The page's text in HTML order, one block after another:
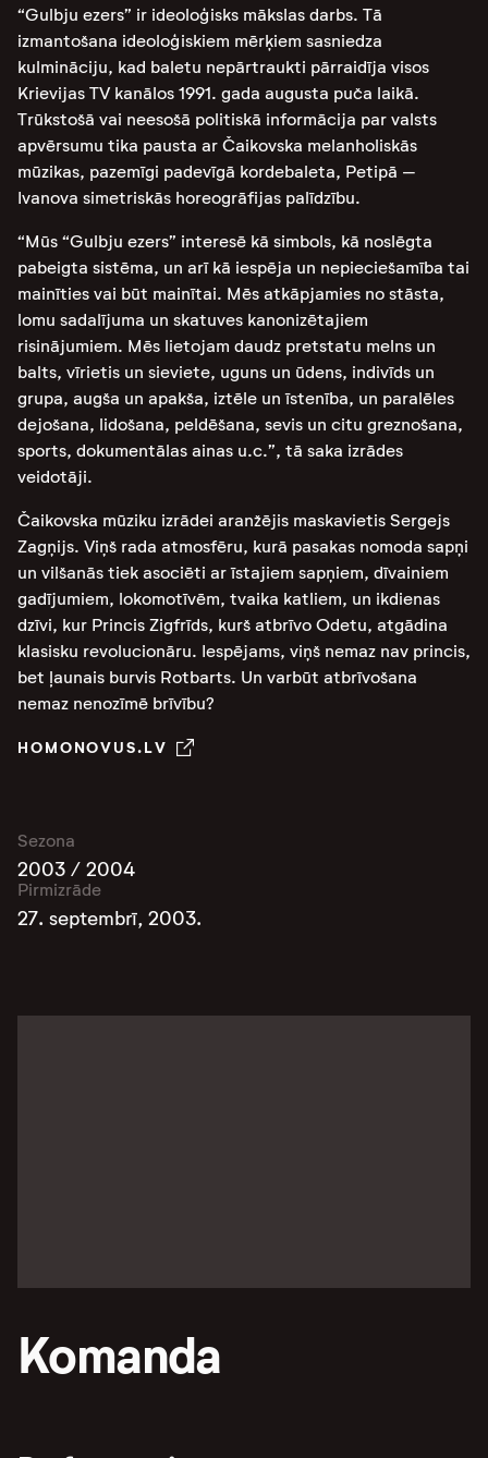
“Gulbju ezers” ir ideoloģisks mākslas darbs. Tā
izmantošana ideoloģiskiem mērķiem sasniedza
kulmināciju, kad baletu nepārtraukti pārraidīja visos
Krievijas TV kanālos 1991. gada augusta puča laikā.
Trūkstošā vai neesošā politiskā informācija par valsts
apvērsumu tika pausta ar Čaikovska melanholiskās
mūzikas, pazemīgi padevīgā kordebaleta, Petipā –
Ivanova simetriskās horeogrāfijas palīdzību.
“Mūs “Gulbju ezers” interesē kā simbols, kā noslēgta
pabeigta sistēma, un arī kā iespēja un nepieciešamība tai
mainīties vai būt mainītai. Mēs atkāpjamies no stāsta,
lomu sadalījuma un skatuves kanonizētajiem
risinājumiem. Mēs lietojam daudz pretstatu melns un
balts, vīrietis un sieviete, uguns un ūdens, indivīds un
grupa, augša un apakša, iztēle un īstenība, un paralēles
dejošana, lidošana, peldēšana, sevis un citu greznošana,
sports, dokumentālas ainas u.c.”, tā saka izrādes
veidotāji.
Čaikovska mūziku izrādei aranžējis maskavietis Sergejs
Zagņijs. Viņš rada atmosfēru, kurā pasakas nomoda sapņi
un vilšanās tiek asociēti ar īstajiem sapņiem, dīvainiem
gadījumiem, lokomotīvēm, tvaika katliem, un ikdienas
dzīvi, kur Princis Zigfrīds, kurš atbrīvo Odetu, atgādina
klasisku revolucionāru. Iespējams, viņš nemaz nav princis,
bet ļaunais burvis Rotbarts. Un varbūt atbrīvošana
nemaz nenozīmē brīvību?
HOMONOVUS.LV
Sezona
2003 / 2004
Pirmizrāde
27. septembrī, 2003.
Komanda